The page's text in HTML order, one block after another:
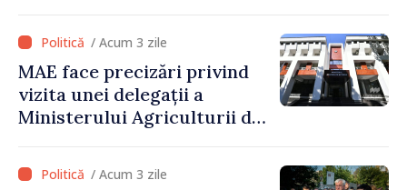
an să fie și mai bun”
/ Acum 3 zile
MAE face precizări privind
vizita unei delegații a
Ministerului Agriculturii din
/ Acum 3 zile